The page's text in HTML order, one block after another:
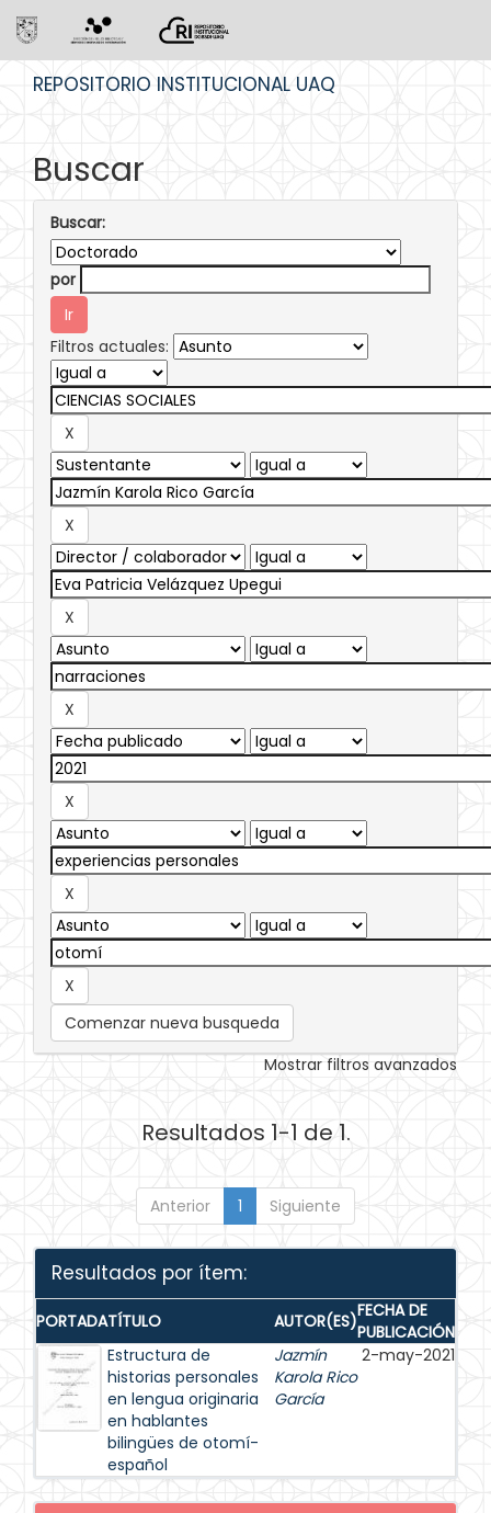
REPOSITORIO INSTITUCIONAL UAQ
Buscar
Buscar:
por
Filtros actuales:
Comenzar nueva busqueda
Mostrar filtros avanzados
Resultados 1-1 de 1.
Anterior 1 Siguiente
Resultados por ítem:
PORTADATÍTULO AUTOR(ES)FECHA DE
PUBLICACIÓN
Estructura de
historias personales
en lengua originaria
en hablantes
bilingües de otomí-
español
Jazmín
Karola Rico
García
2-may-2021